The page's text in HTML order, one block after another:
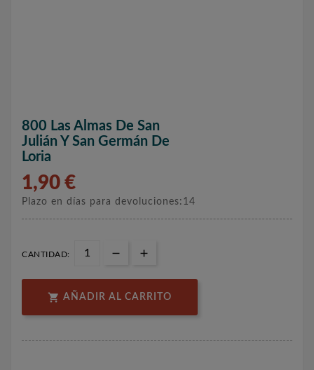
800 Las Almas De San
Julián Y San Germán De
Loria
1,90 €
Plazo en días para devoluciones:14
CANTIDAD:
 AÑADIR AL CARRITO